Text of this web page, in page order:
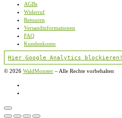
AGBs
Widerruf
Retouren
Versandinformationen
FAQ
Kundenkonto
Hier Google Analytics blockieren!
© 2026 WaldMonster –Alle Rechte vorbehalten